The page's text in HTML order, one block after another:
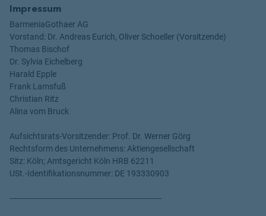
Impressum
BarmeniaGothaer AG
Vorstand: Dr. Andreas Eurich, Oliver Schoeller (Vorsitzende)
Thomas Bischof
Dr. Sylvia Eichelberg
Harald Epple
Frank Lamsfuß
Christian Ritz
Alina vom Bruck
Aufsichtsrats-Vorsitzender: Prof. Dr. Werner Görg
Rechtsform des Unternehmens: Aktiengesellschaft
Sitz: Köln; Amtsgericht Köln HRB 62211
USt.-Identifikationsnummer: DE 193330903
----------------------------------------------------------------